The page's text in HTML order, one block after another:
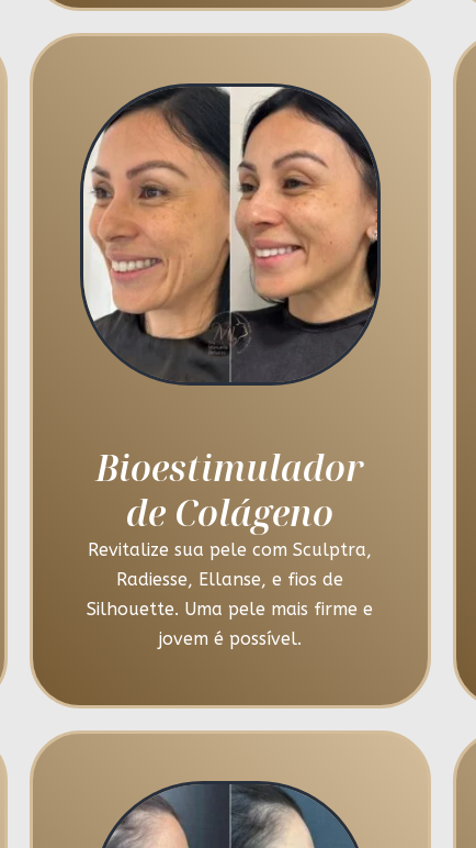
Bioestimulador
de Colágeno
Revitalize sua pele com Sculptra,
Radiesse, Ellanse, e fios de
Silhouette. Uma pele mais firme e
jovem é possível.